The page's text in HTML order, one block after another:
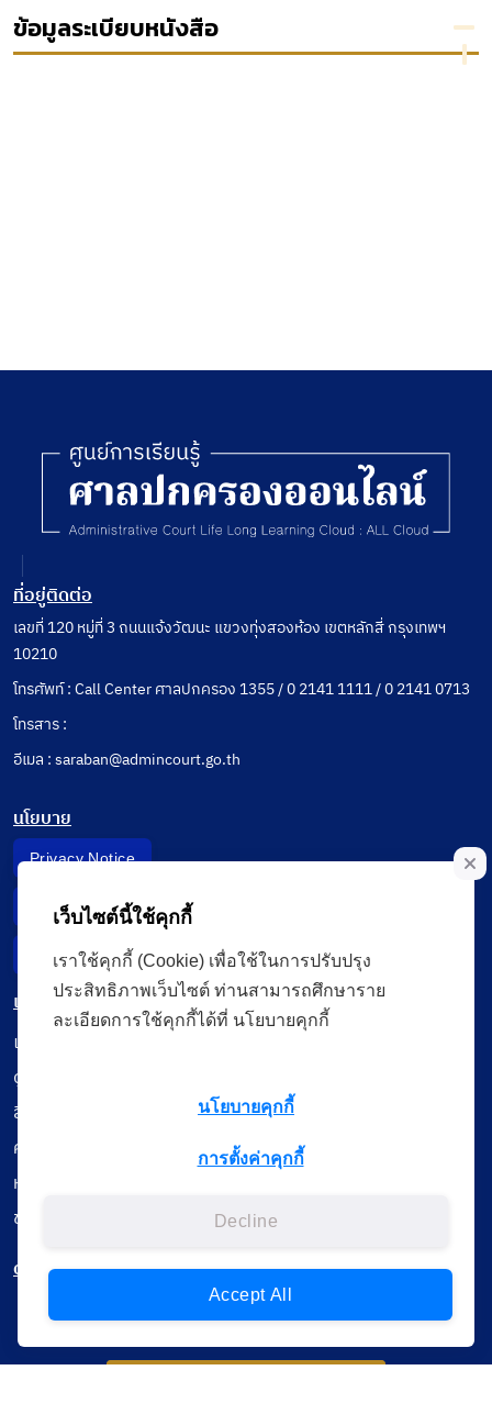
หญิงมี
ครรภ์ใน
หน่วย คลังของ
ข้อมูลระเบียบหนังสือ
ที่อยู่ติดต่อ
เลขที่ 120 หมู่ที่ 3 ถนนแจ้งวัฒนะ แขวงทุ่งสองห้อง เขตหลักสี่ กรุงเทพฯ
10210
โทรศัพท์ : Call Center ศาลปกครอง 1355 / 0 2141 1111 / 0 2141 0713
โทรสาร :
อีเมล : saraban@admincourt.go.th
นโยบาย
Privacy Notice
Data Subject Right
Incident Report
เมนู
เรียนออนไลน์
ดูถ่ายทอดสด
สื่อการเรียนรู้
ค้นรายการหนังสือ
หนังสืออิเล็กทรอนิกส์
ข้อมูลผู้ใช้งาน
ดาวน์โหลดใช้งานบนแอปพลิเคชัน
เว็บไซต์นี้ใช้คุกกี้
เราใช้คุกกี้ (Cookie) เพื่อใช้ในการปรับปรุง
ประสิทธิภาพเว็บไซต์ ท่านสามารถศึกษาราย
ละเอียดการใช้คุกกี้ได้ที่ นโยบายคุกกี้
นโยบายคุกกี้
การตั้งค่าคุกกี้
Decline
Accept All